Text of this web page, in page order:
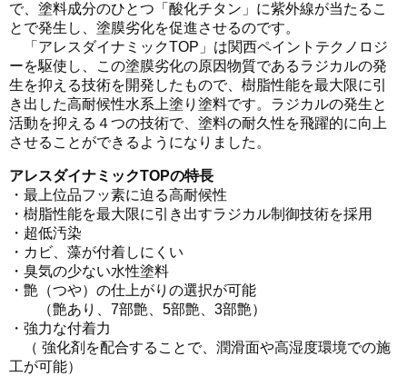
で、塗料成分のひとつ「酸化チタン」に紫外線が当たるこ
とで発生し、塗膜劣化を促進させるのです。
「アレスダイナミックTOP」は関西ペイントテクノロジ
ーを駆使し、この塗膜劣化の原因物質であるラジカルの発
生を抑える技術を開発したもので、樹脂性能を最大限に引
き出した高耐候性水系上塗り塗料です。ラジカルの発生と
活動を抑える４つの技術で、塗料の耐久性を飛躍的に向上
させることができるようになりました。
アレスダイナミックTOPの特長
・最上位品フッ素に迫る高耐候性
・樹脂性能を最大限に引き出すラジカル制御技術を採用
・超低汚染
・カビ、藻が付着しにくい
・臭気の少ない水性塗料
・艶（つや）の仕上がりの選択が可能
（艶あり、7部艶、5部艶、3部艶）
・強力な付着力
（ 強化剤を配合することで、潤滑面や高湿度環境での施
工が可能）